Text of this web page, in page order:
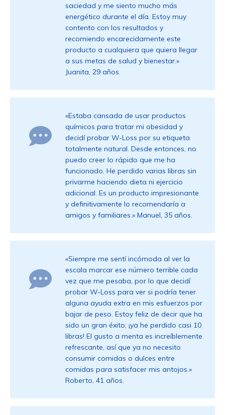
saciedad y me siento mucho más
energético durante el día. Estoy muy
contento con los resultados y
recomiendo encarecidamente este
producto a cualquiera que quiera llegar
a sus metas de salud y bienestar.»
Juanita, 29 años.
«Estaba cansada de usar productos
químicos para tratar mi obesidad y
decidí probar W-Loss por su etiqueta
totalmente natural. Desde entonces, no
puedo creer lo rápido que me ha
funcionado. He perdido varias libras sin
privarme haciendo dieta ni ejercicio
adicional. Es un producto impresionante
y definitivamente lo recomendaría a
amigos y familiares.» Manuel, 35 años.
«Siempre me sentí incómoda al ver la
escala marcar ese número terrible cada
vez que me pesaba, por lo que decidí
probar W-Loss para ver si podría tener
alguna ayuda extra en mis esfuerzos por
bajar de peso. Estoy feliz de decir que ha
sido un gran éxito; ¡ya he perdido casi 10
libras! El gusto a menta es increíblemente
refrescante, así que ya no necesito
consumir comidas o dulces entre
comidas para satisfacer mis antojos.»
Roberto, 41 años.